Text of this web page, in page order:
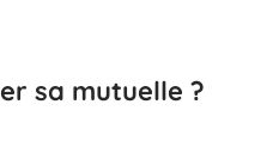
sa mutuelle ?